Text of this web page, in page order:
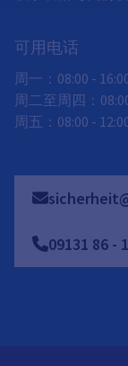
可用电话
周一：08:00 -
周二至周四：
周五：08:00 -
09131 86 -